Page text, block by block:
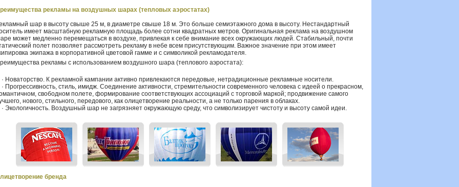
рекламы на воздушных шарах (тепловых аэростатах)
шар в высоту свыше 25 м, в диаметре свыше 18 м. Это больше семиэтажного дома в высоту. Нестандартный
имеет масштабную рекламную площадь более сотни квадратных метров. Оригинальная реклама на воздушном
может медленно перемещаться в воздухе, привлекая к себе внимание всех окружающих людей. Стабильный, почти
полет позволяет рассмотреть рекламу в небе всем присутствующим. Важное значение при этом имеет
экипажа в корпоративной цветовой гамме и с символикой рекламодателя.
рекламы с использованием воздушного шара (теплового аэростата):
Новаторство. К рекламной кампании активно привлекаются передовые, нетрадиционные рекламные носители.
Прогрессивность, стиль, имидж. Соединение активности, стремительности современного человека с идеей о прекрасном,
свободном полете, формирование соответствующих ассоциаций с торговой маркой; продвижение самого
нового, стильного, передового, как олицетворение реальности, а не только парения в облаках.
Экологичность. Воздушный шар не загрязняет окружающую среду, что символизирует чистоту и высоту самой идеи.
бренда